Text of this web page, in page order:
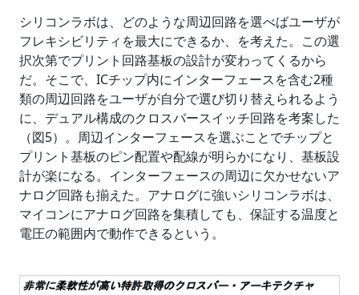
シリコンラボは、どのような周辺回路を選べばユーザが
フレキシビリティを最大にできるか、を考えた。この選
択次第でプリント回路基板の設計が変わってくるから
だ。そこで、ICチップ内にインターフェースを含む2種
類の周辺回路をユーザが自分で選び切り替えられるよう
に、デュアル構成のクロスバースイッチ回路を考案した
（図5）。周辺インターフェースを選ぶことでチップと
プリント基板のピン配置や配線が明らかになり、基板設
計が楽になる。インターフェースの周辺に欠かせないア
ナログ回路も揃えた。アナログに強いシリコンラボは、
マイコンにアナログ回路を集積しても、保証する温度と
電圧の範囲内で動作できるという。